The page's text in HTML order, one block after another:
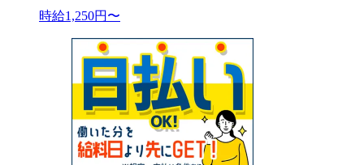
時給1,250円〜